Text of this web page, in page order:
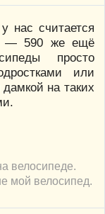
нас считается
— 590 же ещё
просто
или
на таких
велосипеде.
мой велосипед.